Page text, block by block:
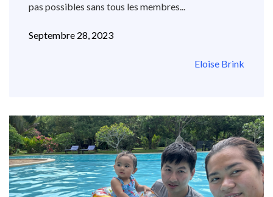
pas possibles sans tous les membres...
Septembre 28, 2023
Eloise Brink